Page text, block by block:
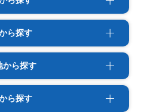
ら探す
から探す
ら探す